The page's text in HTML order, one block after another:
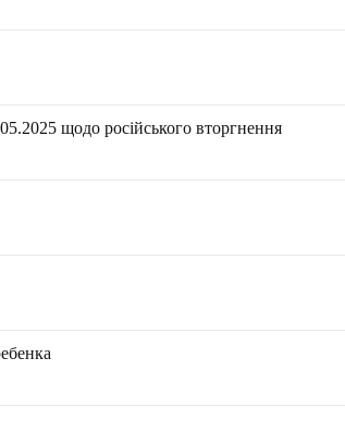
щодо російського вторгнення